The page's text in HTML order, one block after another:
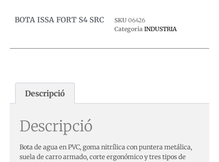
BOTA ISSA FORT S4 SRC SKU 06426
Categoria INDUSTRIA
Descripció
Descripció
Bota de agua en PVC, goma nitrílica con puntera metálica,
suela de carro armado, corte ergonómico y tres tipos de